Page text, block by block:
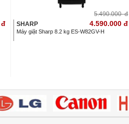
đ
5.490.000 đ
SHARP
4.590.000 đ
Máy giặt Sharp 8.2 kg ES-W82GV-H